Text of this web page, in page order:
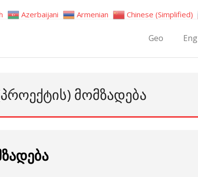
Geo Eng
ᲛᲝᲛᲖᲐᲓᲔᲑᲐ
Azerbaijani Armenian Chinese (Simplified)